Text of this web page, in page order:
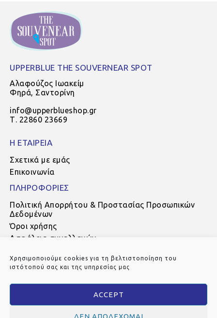
Χρησιμοποιούμε cookies για τη βελτιστοποίηση του
ιστότοπού σας και της υπηρεσίας μας
ACCEPT
ΔΕΝ ΑΠΟΔΈΧΟΜΑΙ
UPPERBLUE THE SOUVERNEAR SPOT
Αλαφούζος Ιωακείμ
Φηρά, Σαντορίνη
info@upperblueshop.gr
Τ. 22860 23669
Η ΕΤΑΙΡΕΙΑ
Σχετικά με εμάς
Επικοινωνία
ΠΛΗΡΟΦΟΡΙΕΣ
Πολιτική Απορρήτου & Προστασίας Προσωπικών
Δεδομένων
Όροι χρήσης
Ασφάλεια συναλλαγών
Τρόποι αποστολής